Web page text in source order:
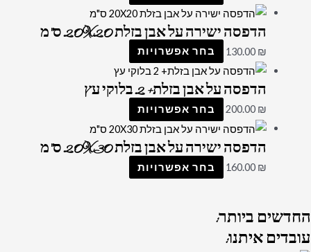
הדפסה ישירה על אבן בזלת 20X20 ס"מ
130.00 ₪ בחר אפשרויות
הדפסה על אבן בזלת+ 2 בלוקי עץ
200.00 ₪ בחר אפשרויות
הדפסה ישירה על אבן בזלת 20X30 ס"מ
160.00 ₪ בחר אפשרויות
החדשיםביותר:
עובדיםאיתנו: